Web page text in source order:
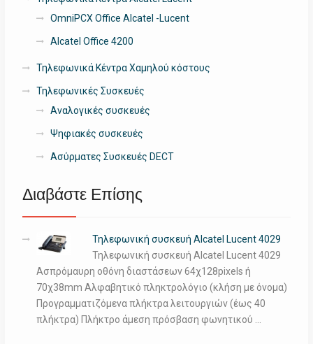
OmniPCX Office Alcatel -Lucent
Alcatel Office 4200
Τηλεφωνικά Κέντρα Χαμηλού κόστους
Τηλεφωνικές Συσκευές
Αναλογικές συσκευές
Ψηφιακές συσκευές
Ασύρματες Συσκευές DECT
Διαβάστε Επίσης
Τηλεφωνική συσκευή Alcatel Lucent 4029
Τηλεφωνική συσκευή Alcatel Lucent 4029
Ασπρόμαυρη οθόνη διαστάσεων 64χ128pixels ή
70χ38mm Αλφαβητικό πληκτρολόγιο (κλήση με όνομα)
Προγραμματιζόμενα πλήκτρα λειτουργιών (έως 40
πλήκτρα) Πλήκτρο άμεση πρόσβαση φωνητικού …